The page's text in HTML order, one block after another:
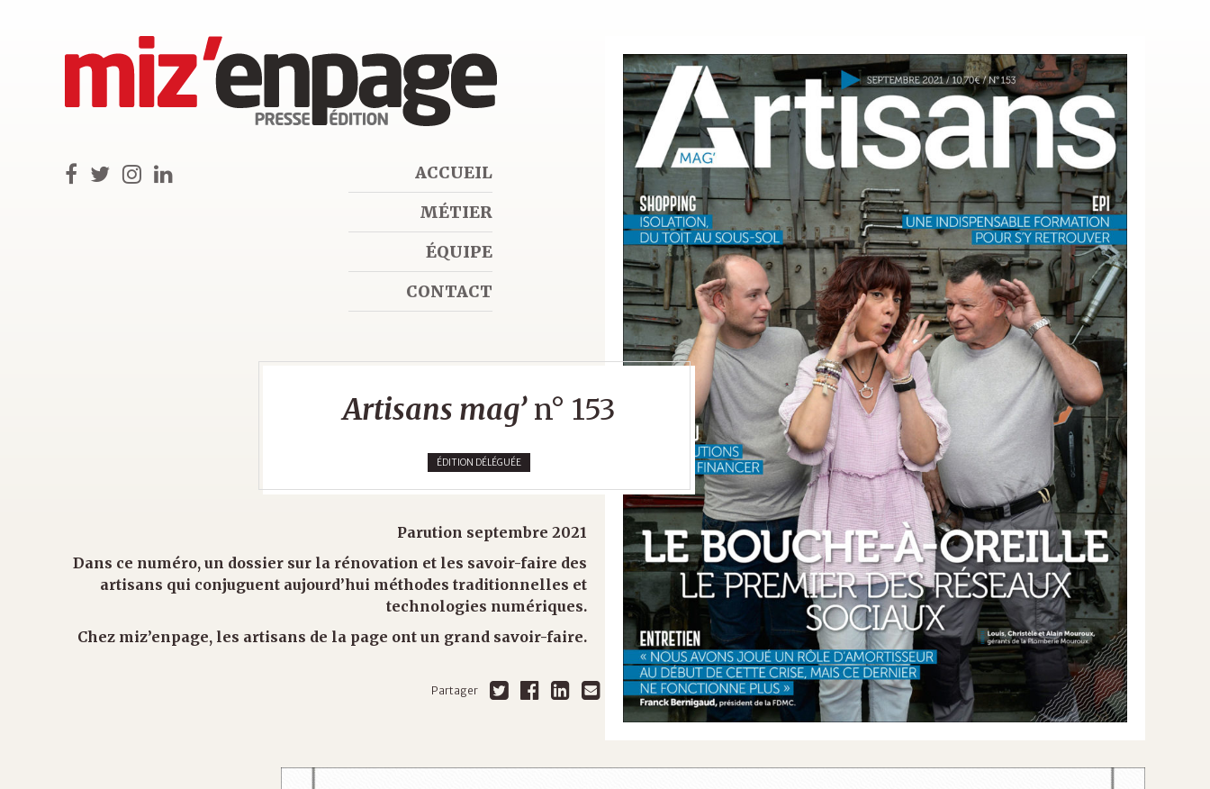
ACCUEIL
MÉTIER
ÉQUIPE
CONTACT
Artisans mag’n° 153
ÉDITION DÉLÉGUÉE
Parution septembre 2021
Dans ce numéro, un dossier sur la rénovation et les savoir-faire des
artisans qui conjuguent aujourd’hui méthodes traditionnelles et
technologies numériques.
Chez miz’enpage, les artisans de la page ont un grand savoir-faire.
Partager